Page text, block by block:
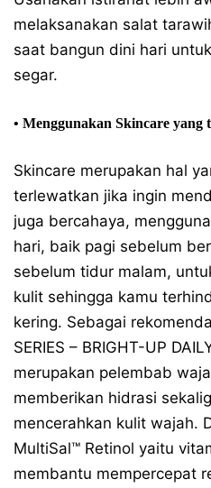
melaksanakan salat
saat bangun dini hari
segar.
• Menggunakan Skincare yang
Skincare merupakan hal
terlewatkan jika ingin
juga bercahaya,
hari, baik pagi sebelum
sebelum tidur malam,
kulit sehingga kamu
kering. Sebagai
SERIES – BRIGHT-UP
merupakan pelembab
memberikan hidrasi
mencerahkan kulit wajah.
MultiSal™ Retinol yaitu
membantu mempercepat